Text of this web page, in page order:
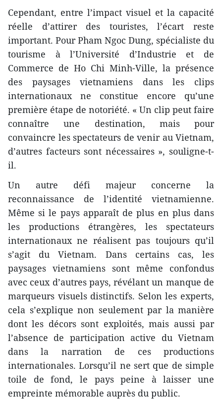
Cependant, entre l’impact visuel et la capacité
réelle d’attirer des touristes, l’écart reste
important. Pour Pham Ngoc Dung, spécialiste du
tourisme à l’Université d’Industrie et de
Commerce de Ho Chi Minh-Ville, la présence
des paysages vietnamiens dans les clips
internationaux ne constitue encore qu’une
première étape de notoriété. « Un clip peut faire
connaître une destination, mais pour
convaincre les spectateurs de venir au Vietnam,
d’autres facteurs sont nécessaires », souligne-t-
il.
Un autre défi majeur concerne la
reconnaissance de l’identité vietnamienne.
Même si le pays apparaît de plus en plus dans
les productions étrangères, les spectateurs
internationaux ne réalisent pas toujours qu’il
s’agit du Vietnam. Dans certains cas, les
paysages vietnamiens sont même confondus
avec ceux d’autres pays, révélant un manque de
marqueurs visuels distinctifs. Selon les experts,
cela s’explique non seulement par la manière
dont les décors sont exploités, mais aussi par
l’absence de participation active du Vietnam
dans la narration de ces productions
internationales. Lorsqu’il ne sert que de simple
toile de fond, le pays peine à laisser une
empreinte mémorable auprès du public.